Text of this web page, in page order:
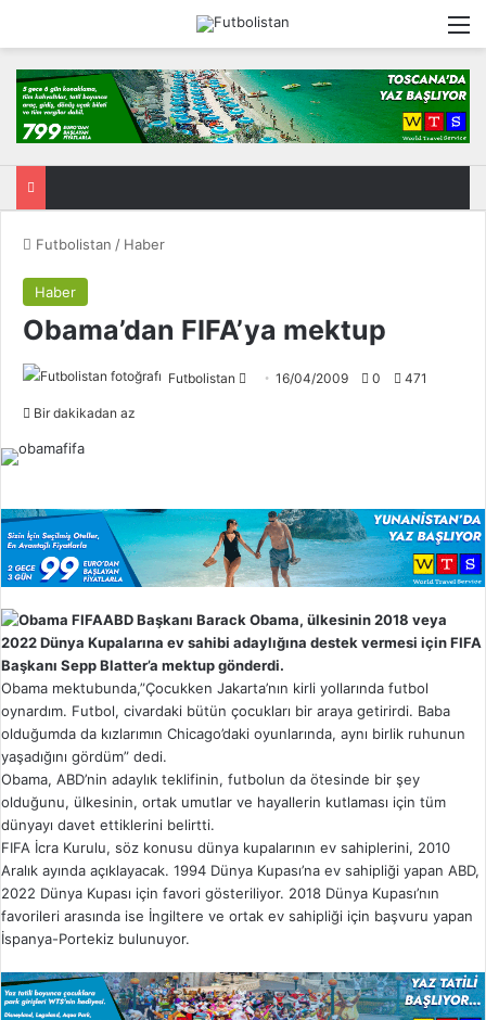
Futbolistan / Haber
Haber
Obama’dan FIFA’ya mektup
Futbolistan
w
o
n
X
16/04/2009 0 471
Bir dakikadan az
ABD Başkanı Barack Obama, ülkesinin 2018 veya
2022 Dünya Kupalarına ev sahibi adaylığına destek vermesi için FIFA
Başkanı Sepp Blatter’a mektup gönderdi.
Obama mektubunda,”Çocukken Jakarta’nın kirli yollarında futbol
oynardım. Futbol, civardaki bütün çocukları bir araya getirirdi. Baba
olduğumda da kızlarımın Chicago’daki oyunlarında, aynı birlik ruhunun
yaşadığını gördüm” dedi.
Obama, ABD’nin adaylık teklifinin, futbolun da ötesinde bir şey
olduğunu, ülkesinin, ortak umutlar ve hayallerin kutlaması için tüm
dünyayı davet ettiklerini belirtti.
FIFA İcra Kurulu, söz konusu dünya kupalarının ev sahiplerini, 2010
Aralık ayında açıklayacak. 1994 Dünya Kupası’na ev sahipliği yapan ABD,
2022 Dünya Kupası için favori gösteriliyor. 2018 Dünya Kupası’nın
favorileri arasında ise İngiltere ve ortak ev sahipliği için başvuru yapan
İspanya-Portekiz bulunuyor.